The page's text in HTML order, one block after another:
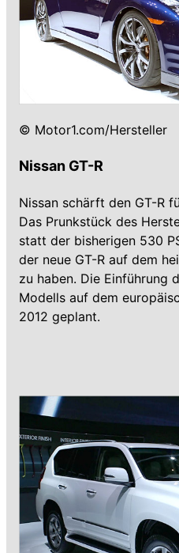
© Motor1.com/Hersteller
Nissan GT-R
Nissan schärft den GT-R
Das Prunkstück des
statt der bisherigen 530
der neue GT-R auf dem
zu haben. Die Einführung
Modells auf dem
2012 geplant.